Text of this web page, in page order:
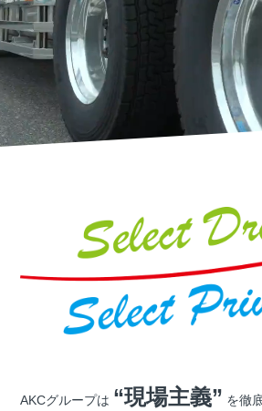
AKCグループは “現場主義” を徹